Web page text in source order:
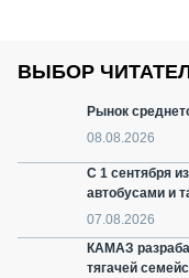
ВЫБОР
Рынок
08.08.2026
С 1 сентября
автобусами и
07.08.2026
КАМАЗ
тягачей